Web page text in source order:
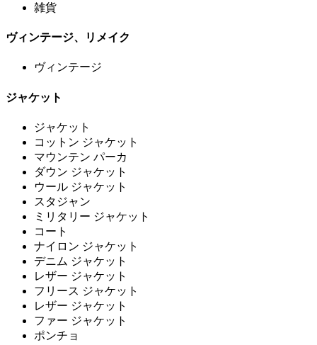
雑貨
ヴィンテージ、リメイク
ヴィンテージ
ジャケット
ジャケット
コットン ジャケット
マウンテン パーカ
ダウン ジャケット
ウール ジャケット
スタジャン
ミリタリー ジャケット
コート
ナイロン ジャケット
デニム ジャケット
レザー ジャケット
フリース ジャケット
レザー ジャケット
ファー ジャケット
ポンチョ